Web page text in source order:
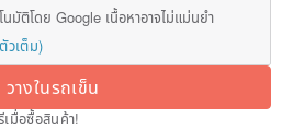
มัติโดย Google เนื้อหาอาจไม่แม่นยำ
วเต็ม)
วางในรถเข็น
เมื่อซื้อสินค้า!